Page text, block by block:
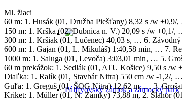
Pálffyovský zámok a zámocký park
Ml. žiaci
60 m: 1. Husák (01, Družba Piešťany) 8,32 s /w
150 m: 1. Krška (02, Dubnica n. V.) 20,09 s /w
300 m: 1. Kršiak (01, Lučenec) 40,03 s, … 6.
600 m: 1. Gajan (01, L. Mikuláš) 1:40,58 min, … 7.
1000 m: 1. Saluga (01, Levoča) 3:03,01 min, … 5.
60 m prekážok: 1. Sedlák (01, ATU Košice) 9,50 s /
Diaľka: 1. Ralík (01, Stavbár Nitra) 550 cm /w -1,2/,
Guľa: 1. Greguš (01, ŠOG Nitra) 12,62 m, … 3.
Kriket: 1. Müller (01, N. Zámky) 73,88 m, 2. Šlahor